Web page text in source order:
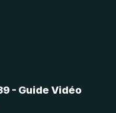
- Guide Vidéo